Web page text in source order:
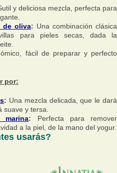
y deliciosa mezcla, perfecta para
de oliva: Una combinación clásica
para pieles secas, dada la
fácil de preparar y perfecto
por:
: Una mezcla delicada, que le dará
suave y tersa.
: Perfecta para remover
a la piel, de la mano del yogur.
usarás?